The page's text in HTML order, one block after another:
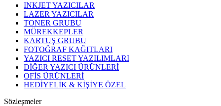
INKJET YAZICILAR
LAZER YAZICILAR
TONER GRUBU
MÜREKKEPLER
KARTUŞ GRUBU
FOTOĞRAF KAĞITLARI
YAZICI RESET YAZILIMLARI
DİĞER YAZICI ÜRÜNLERİ
OFİS ÜRÜNLERİ
HEDİYELİK & KİŞİYE ÖZEL
Sözleşmeler